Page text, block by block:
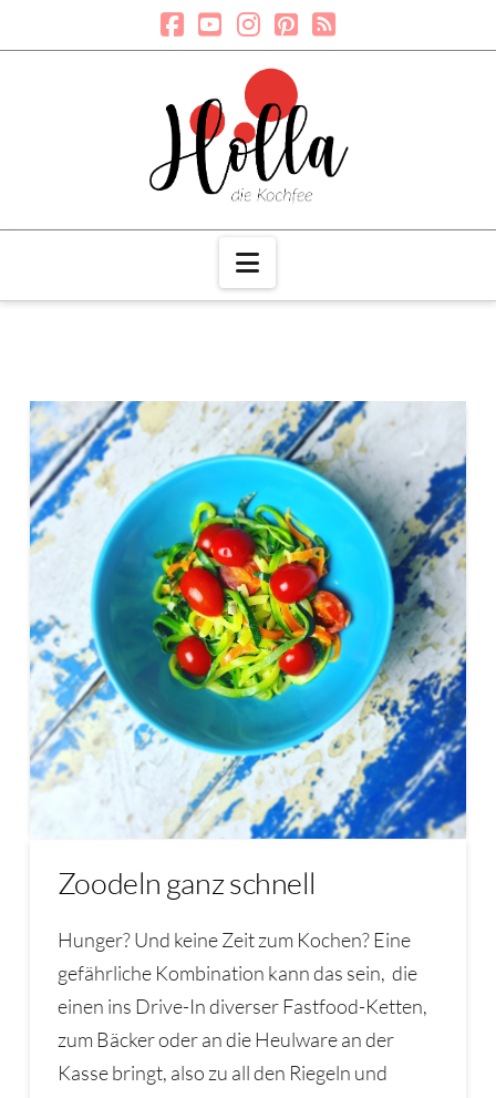
Navigation
Zoodeln ganz schnell
Hunger? Und keine Zeit zum Kochen? Eine
gefährliche Kombination kann das sein, die
einen ins Drive-In diverser Fastfood-Ketten,
zum Bäcker oder an die Heulware an der
Kasse bringt, also zu all den Riegeln und